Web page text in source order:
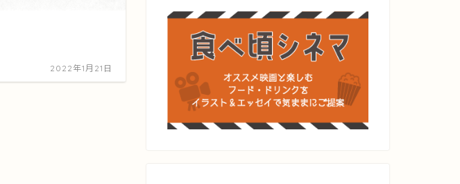
2022年1月21日